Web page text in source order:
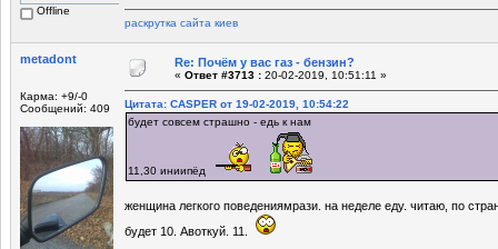
Offline
раскрутка сайта киев
metadont
Карма: +9/-0
Сообщений: 409
Re: Почём у вас газ - бензин?
« Ответ #3713 : 20-02-2019, 10:51:11 »
Цитата: CASPER от 19-02-2019, 10:54:22
будет совсем страшно - едь к нам
11,30 иниипёд
женщина легкого поведениямрази. на неделе еду. читаю, по
будет 10. Авоткуй. 11.